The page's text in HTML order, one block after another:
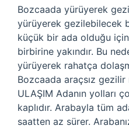
Bozcaada yürüyerek
yürüyerek gezilebilecek
küçük bir ada olduğu
birbirine yakındır. Bu
yürüyerek rahatça
Bozcaada araçsız gezilir
ULAŞIM Adanın yolları
kaplıdır. Arabayla tüm
saatten az sürer.